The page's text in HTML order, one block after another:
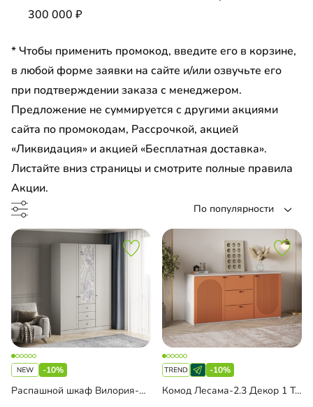
детская
спальня
тумба
стенка
шкаф угловой
зона
Al Широкая Черная
на МДФ
пленкой ПВХ
300 000 ₽
* Чтобы применить промокод, введите его в корзине,
в любой форме заявки на сайте и/или озвучьте его
при подтверждении заказа с менеджером.
Предложение не суммируется с другими акциями
сайта по промокодам, Рассрочкой, акцией
«Ликвидация» и акцией «Бесплатная доставка».
Листайте вниз страницы и смотрите полные правила
Акции.
По популярности
-10%
Распашной шкаф Вилория-3.3
-10%
Комод Лесама-2.3 Декор 1 Тип 1